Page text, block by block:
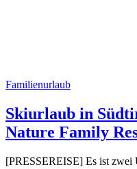
Familienurlaub
Skiurlaub in
Nature Family
[PRESSEREISE] Es ist zwei